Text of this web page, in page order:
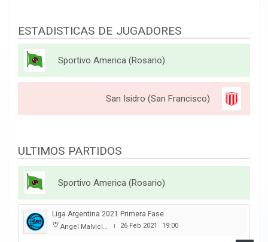
ESTADISTICAS DE JUGADORES
Sportivo America (Rosario)
San Isidro (San Francisco)
ULTIMOS PARTIDOS
Sportivo America (Rosario)
Liga Argentina 2021 Primera Fase
Angel Malvicino | 26 Feb 2021 19:00